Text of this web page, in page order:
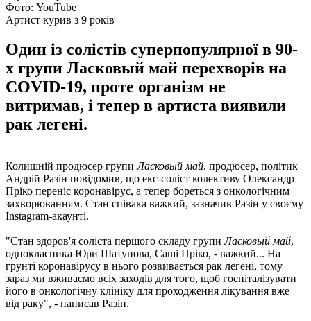
Фото: YouTube
Артист курив з 9 років
Один із солістів суперпопулярної в 90-
х групи Ласковый май перехворів на
COVID-19, проте організм не
витримав, і тепер в артиста виявили
рак легені.
Колишній продюсер групиЛасковый май, продюсер, політик
Андрій Разін повідомив, що екс-соліст колективу Олександр
Пріко переніс коронавірус, а тепер бореться з онкологічним
захворюванням. Стан співака важкий, зазначив Разін у своєму
Instagram-акаунті.
"Стан здоров'я соліста першого складу групиЛасковый май,
однокласника Юри Шатунова, Саші Пріко, - важкий... На
грунті коронавірусу в нього розвивається рак легені, тому
зараз ми вживаємо всіх заходів для того, щоб госпіталізувати
його в онкологічну клініку для проходження лікування вже
від раку", - написав Разін.